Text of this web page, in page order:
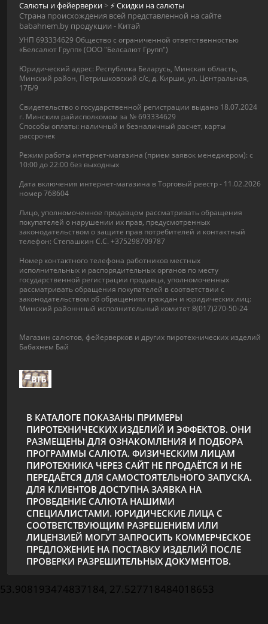
Салюты и фейерверки> ⚡️ Скидки на салюты
Страна происхождения всей представленной на сайте
babahnem.by продукции - Китай
УНП 693334629 Общество с ограниченной ответственностью
«Белсалют Групп» (ООО "Белсалют Групп")
Юридический адрес: Республика Беларусь, Минская область,
Минский район, Петришковский с/с, д. Кирши, ул. Центральная,
17Б/9
Свидетельство о государственной регистрации выдано 18.07.2024
г. Минским райисполкомом за № 693334629
Способы оплаты: наличный и безналичный расчет, карты
рассрочек
Режим работы интернет-магазина (прием заявок менеджером): с
10:00 до 22:00 без выходных
Дата включения интернет-магазина в Торговый реестр - 11.02.2026
номер 768604
Лицо, уполномоченное продавцом рассматривать обращения
покупателей о нарушении их прав, предусмотренных
законодательством о защите прав потребителей и контактный
телефон: Степашкин С.С. +375298709787
Номер контактного телефона работников местных
исполнительных и распорядительных органов по месту
государственной регистрации продавца, уполномоченных
рассматривать обращения покупателей в соответствии с
законодательством об обращениях граждан и юридических лиц:
Минский районнный исполнительный комитет 8(017)270-50-24
Магазин салютов, фейерверков и других пиротехнических изделий
Бабахнем Бай
В КАТАЛОГЕ ПОКАЗАНЫ ПРИМЕРЫ
ПИРОТЕХНИЧЕСКИХ ИЗДЕЛИЙ И ЭФФЕКТОВ. ОНИ
РАЗМЕЩЕНЫ ДЛЯ ОЗНАКОМЛЕНИЯ И ПОДБОРА
ПРОГРАММЫ САЛЮТА. ФИЗИЧЕСКИМ ЛИЦАМ
ПИРОТЕХНИКА ЧЕРЕЗ САЙТ НЕ ПРОДАЁТСЯ И НЕ
ПЕРЕДАЁТСЯ ДЛЯ САМОСТОЯТЕЛЬНОГО ЗАПУСКА.
ДЛЯ КЛИЕНТОВ ДОСТУПНА ЗАЯВКА НА
ПРОВЕДЕНИЕ САЛЮТА НАШИМИ
СПЕЦИАЛИСТАМИ. ЮРИДИЧЕСКИЕ ЛИЦА С
СООТВЕТСТВУЮЩИМ РАЗРЕШЕНИЕМ ИЛИ
ЛИЦЕНЗИЕЙ МОГУТ ЗАПРОСИТЬ КОММЕРЧЕСКОЕ
ПРЕДЛОЖЕНИЕ НА ПОСТАВКУ ИЗДЕЛИЙ ПОСЛЕ
ПРОВЕРКИ РАЗРЕШИТЕЛЬНЫХ ДОКУМЕНТОВ.
53.908193474837184, 27.527718484018653